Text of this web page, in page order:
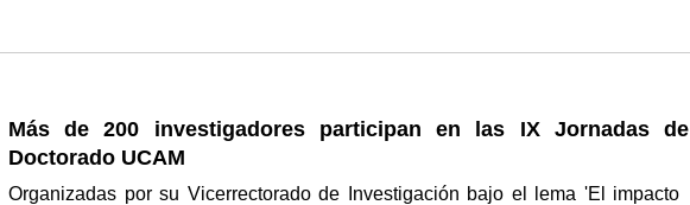
Más de 200 investigadores participan en las IX Jornadas de
Doctorado UCAM
Organizadas por su Vicerrectorado de Investigación bajo el lema 'El impacto